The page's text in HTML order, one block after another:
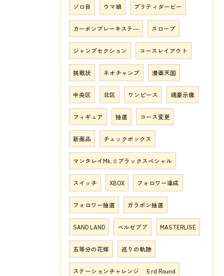
ゾロ目 ウマ娘 プリティダービー
カーボンブレーキステ― スロープ
ジャンプセクション コースレイアウト
挑戦状 ネオチャンプ 漫画天国
中央区 北区 ワンピース 魂豪示像
フィギュア 抽選 コース変更
新商品 チェックボックス
マンタレイMk.Ⅱブラックスペシャル
スイッチ XBOX フォロワー達成
フォロワー抽選 ガラポン抽選
SAND LAND ベルゼブブ MASTERLISE
五等分の花嫁 巡りの軌跡
ステーションチャレンジ ５rd Round